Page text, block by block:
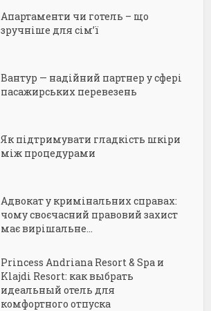
Апартаменти чи готель – що
зручніше для сім’ї
Вантур — надійний партнер у сфері
пасажирських перевезень
Як підтримувати гладкість шкіри
між процедурами
Адвокат у кримінальних справах:
чому своєчасний правовий захист
має вирішальне...
Princess Andriana Resort & Spa и
Klajdi Resort: как выбрать
идеальный отель для
комфортного отпуска